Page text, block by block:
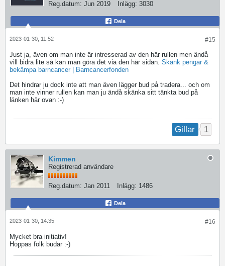
Reg.datum: Jun 2019 Inlägg: 3030
Dela
#15
2023-01-30, 11:52
Just ja, även om man inte är intresserad av den här rullen men ändå
vill bidra lite så kan man göra det via den här sidan. Skänk pengar &
bekämpa barncancer | Barncancerfonden
Det hindrar ju dock inte att man även lägger bud på tradera... och om
man inte vinner rullen kan man ju ändå skänka sitt tänkta bud på
länken här ovan :-)
Gillar 1
Kimmen
Registrerad användare
Reg.datum: Jan 2011 Inlägg: 1486
Dela
#16
2023-01-30, 14:35
Mycket bra initiativ!
Hoppas folk budar :-)